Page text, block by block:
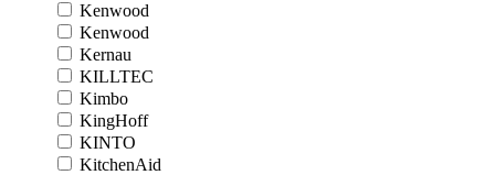
Kenwood
Kenwood
Kernau
KILLTEC
Kimbo
KingHoff
KINTO
KitchenAid